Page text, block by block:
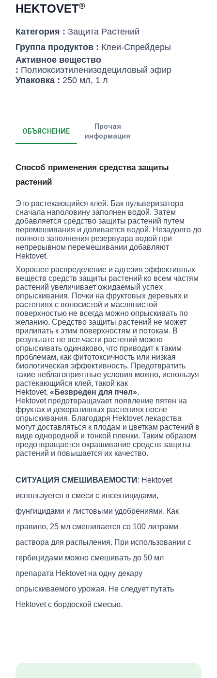
HEKTOVET®
Категория : Защита Pастений
Группа продуктов : Клеи-Cпрейдеры
Активное вещество
: Полиоксиэтиленизодециловый эфир
Упаковка : 250 мл, 1 л
ОБЪЯСНЕНИЕ
Прочая
информация
Способ применения средства защиты
растений
Это растекающийся клей. Бак пульверизатора
сначала наполовину заполнен водой. Затем
добавляется средство защиты растений путем
перемешивания и доливается водой. Незадолго до
полного заполнения резервуара водой при
непрерывном перемешивании добавляют
Hektovet.
Хорошее распределение и адгезия эффективных
веществ средств защиты растений ко всем частям
растений увеличивает ожидаемый успех
опрыскивания. Почки на фруктовых деревьях и
растениях с волосистой и маслянистой
поверхностью не всегда можно опрыскивать по
желанию. Средство защиты растений не может
прилипать к этим поверхностям и потокам. В
результате не все части растений можно
опрыскивать одинаково, что приводит к таким
проблемам, как фитотоксичность или низкая
биологическая эффективность. Предотвратить
такие неблагоприятные условия можно, используя
растекающийся клей, такой как
Hektovet. «Безвреден для пчел».
Hektovet предотвращavает появление пятен на
фруктах и декоративных растениях после
опрыскивания. Благодаря Hektovet лекарства
могут доставляться к плодам и цветкам растений в
виде однородной и тонкой пленки. Таким образом
предотвращается окрашивание средств защиты
растений и повышается их качество.
СИТУАЦИЯ СМЕШИВАЕМОСТИ : Hektovet
используется в смеси с инсектицидами,
фунгицидами и листовыми удобрениями. Как
правило, 25 мл смешивается со 100 литрами
раствора для распыления. При использовании с
гербицидами можно смешивать до 50 мл
препарата Hektovet на одну декару
опрыскиваемого урожая. Не следует путать
Hektovet с бордоской смесью.